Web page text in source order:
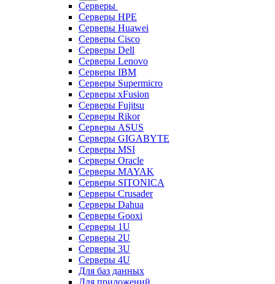
Серверы
Серверы HPE
Серверы Huawei
Серверы Cisco
Серверы Dell
Серверы Lenovo
Серверы IBM
Серверы Supermicro
Серверы xFusion
Серверы Fujitsu
Серверы Rikor
Серверы ASUS
Серверы GIGABYTE
Серверы MSI
Серверы Oracle
Серверы MAYAK
Серверы SITONICA
Серверы Crusader
Серверы Dahua
Серверы Gooxi
Серверы 1U
Серверы 2U
Серверы 3U
Серверы 4U
Для баз данных